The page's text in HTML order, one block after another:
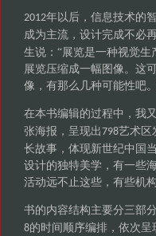
2012年以后，信息技术的
成为主流，设计完成不必
生说：“展览是一种视觉
展览压缩成一幅图像。这
像，有那么几种可能性吧
在本书编辑的过程中，我
张海报，呈现出798艺术区
长故事，体现新世纪中国
设计的独特美学，有一些
活动远不止这些，有些机
书的内容结构主要分三部
8的时间顺序编排，依次呈